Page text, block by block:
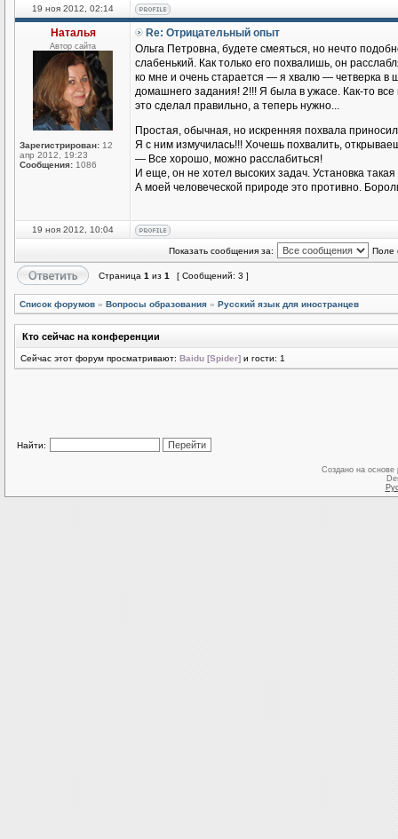
19 ноя 2012, 02:14
Наталья
Автор сайта
Зарегистрирован: 12
апр 2012, 19:23
Сообщения: 1086
Re: Отрицательный опыт
Ольга Петровна, будете смеяться, но нечто
слабенький. Как только его похвалишь, он
ко мне и очень старается — я хвалю — четверка
домашнего задания! 2!!! Я была в ужасе. Как-то
это сделал правильно, а теперь нужно...
Простая, обычная, но искренняя похвала
Я с ним измучилась!!! Хочешь похвалить,
— Все хорошо, можно расслабиться!
И еще, он не хотел высоких задач. Установка
А моей человеческой природе это противно.
19 ноя 2012, 10:04
Показать сообщения за: Поле
Страница 1 из 1 [ Сообщений: 3 ]
Список форумов » Вопросы образования » Русский язык для иностранцев
Кто сейчас на конференции
Сейчас этот форум просматривают: Baidu [Spider] и гости: 1
Найти:
Создано на основе